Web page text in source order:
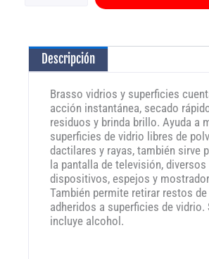
RTT
cantidadDescripción
Brasso vidrios y superficies
acción instantánea, secado
residuos y brinda brillo. Ayuda a
superficies de vidrio libres de
dactilares y rayas, también sirve
la pantalla de televisión, diversos
dispositivos, espejos y
También permite retirar restos
adheridos a superficies de vidrio.
incluye alcohol.